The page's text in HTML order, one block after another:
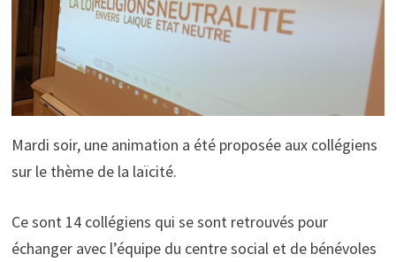
Mardi soir, une animation a été proposée aux collégiens
sur le thème de la laïcité.
Ce sont 14 collégiens qui se sont retrouvés pour
échanger avec l’équipe du centre social et de bénévoles